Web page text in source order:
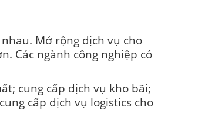
Mở rộng dịch vụ cho
Các ngành công nghiệp có
cung cấp dịch vụ kho bãi;
cấp dịch vụ logistics cho